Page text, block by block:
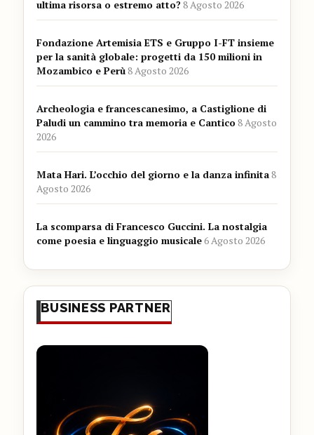
ultima risorsa o estremo atto?8 Agosto 2026
Fondazione Artemisia ETS e Gruppo I-FT insieme
per la sanità globale: progetti da 150 milioni in
Mozambico e Perù8 Agosto 2026
Archeologia e francescanesimo, a Castiglione di
Paludi un cammino tra memoria e Cantico8 Agosto
2026
Mata Hari. L’occhio del giorno e la danza infinita8
Agosto 2026
La scomparsa di Francesco Guccini. La nostalgia
come poesia e linguaggio musicale6 Agosto 2026
BUSINESS PARTNER